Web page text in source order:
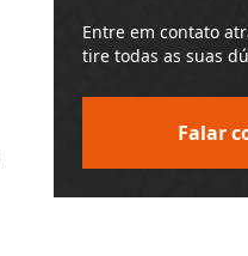
Entre em contato
tire todas as suas
Falar